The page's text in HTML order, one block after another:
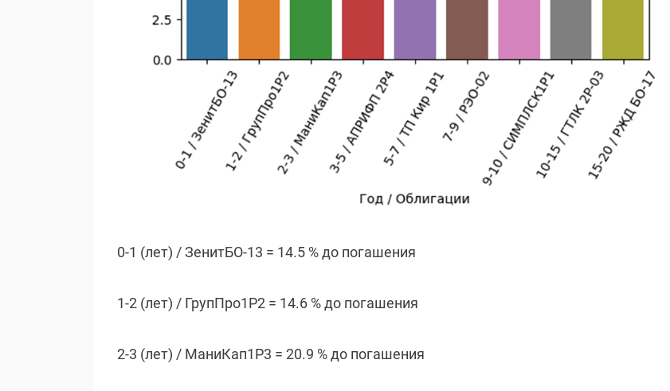
0-1 (лет) / ЗенитБО-13 = 14.5 % до погашения
1-2 (лет) / ГрупПро1P2 = 14.6 % до погашения
2-3 (лет) / МаниКап1Р3 = 20.9 % до погашения